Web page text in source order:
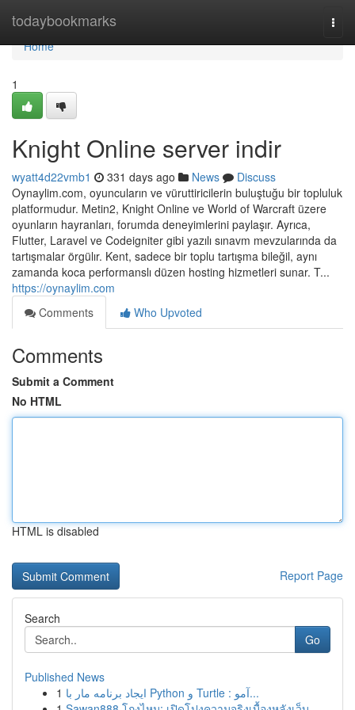
todaybookmarks
Home
Home
1
Knight Online server indir
wyatt4d22vmb1 331 days ago News
Discuss
Oynaylim.com, oyuncuların ve vüruttiricilerin buluştuğu bir topluluk
platformudur. Metin2, Knight Online ve World of Warcraft üzere
oyunların hayranları, forumda deneyimlerini paylaşır. Ayrıca,
Flutter, Laravel ve Codeigniter gibi yazılı sınavm mevzularında da
tartışmalar örgülır. Kent, sadece bir toplu tartışma bileğil, aynı
zamanda koca performanslı düzen hosting hizmetleri sunar. T...
https://oynaylim.com
Comments
Who Upvoted
Comments
Submit a Comment
No HTML
HTML is disabled
Report Page
Search
Go
Published News
1
ایجاد برنامه مار با Python و Turtle : آمو...